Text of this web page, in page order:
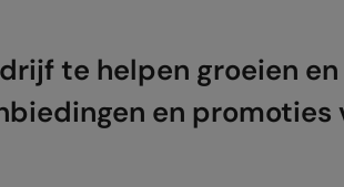
te helpen groeien
en promoties